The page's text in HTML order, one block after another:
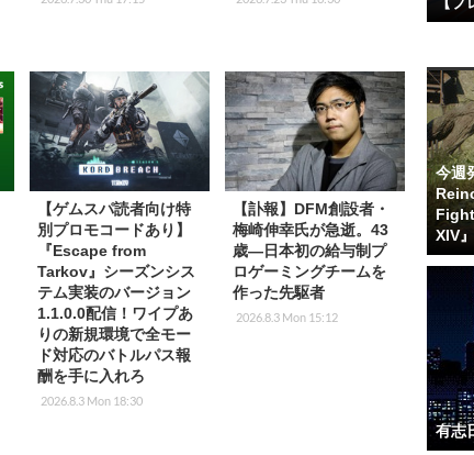
【ゲムスパ読者向け特
別プロモコードあり】
『Escape from
Tarkov』シーズンシス
テム実装のバージョン
1.1.0.0配信！ワイプあ
りの新規環境で全モー
ド対応のバトルパス報
酬を手に入れろ
2026.8.3 Mon 18:30
【訃報】DFM創設者・
梅崎伸幸氏が急逝。43
歳―日本初の給与制プ
ロゲーミングチームを
作った先駆者
2026.8.3 Mon 15:12
今週
XIV
有志